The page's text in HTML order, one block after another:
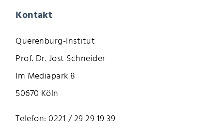
Kontakt
Querenburg-Institut
Prof. Dr. Jost Schneider
Im Mediapark 8
50670 Köln
Telefon: 0221 / 29 29 19 39